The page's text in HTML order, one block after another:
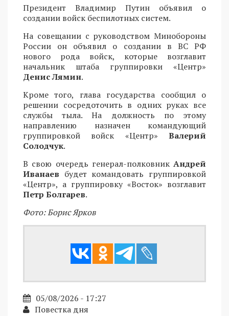
Президент Владимир Путин объявил о
создании войск беспилотных систем.
На совещании с руководством Минобороны
России он объявил о создании в ВС РФ
нового рода войск, которые возглавит
начальник штаба группировки «Центр»
Денис Лямин.
Кроме того, глава государства сообщил о
решении сосредоточить в одних руках все
службы тыла. На должность по этому
направлению назначен командующий
группировкой войск «Центр» Валерий
Солодчук.
В свою очередь генерал-полковникАндрей
Иванаев будет командовать группировкой
«Центр», а группировку «Восток» возглавит
Петр Болгарев.
Фото: Борис Ярков
05/08/2026 - 17:27
Повестка дня